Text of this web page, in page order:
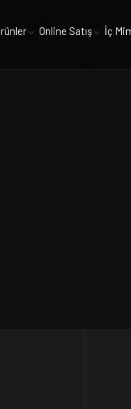
Online Satış İç